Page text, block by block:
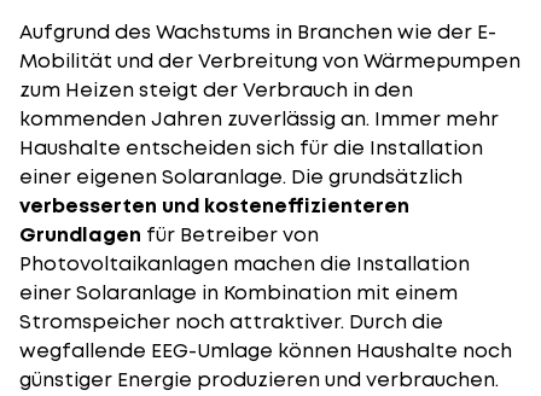
Aufgrund des Wachstums in Branchen wie der E-
Mobilität und der Verbreitung vonWärmepumpen
zum Heizen steigt der Verbrauch in den
kommenden Jahren zuverlässig an. Immer mehr
Haushalte entscheiden sich für die Installation
einer eigenen Solaranlage. Die grundsätzlich
verbesserten und kosteneffizienteren
Grundlagen für Betreiber von
Photovoltaikanlagen machen die Installation
einer Solaranlage in Kombination mit einem
Stromspeicher noch attraktiver. Durch die
wegfallende EEG-Umlage können Haushalte noch
günstiger Energie produzieren und verbrauchen.